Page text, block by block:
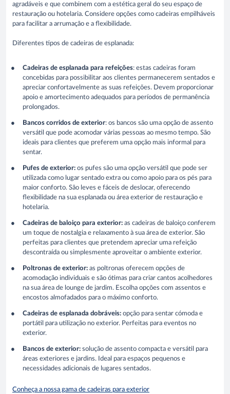
agradáveis e que combinem com a estética geral do seu espaço de
restauração ou hotelaria. Considere opções como cadeiras empilháveis
para facilitar a arrumação e a flexibilidade.
Diferentes tipos de cadeiras de esplanada:
Cadeiras de esplanada para refeições: estas cadeiras foram
concebidas para possibilitar aos clientes permanecerem sentados e
apreciar confortavelmente as suas refeições. Devem proporcionar
apoio e amortecimento adequados para períodos de permanência
prolongados.
Bancos corridos de exterior: os bancos são uma opção de assento
versátil que pode acomodar várias pessoas ao mesmo tempo. São
ideais para clientes que preferem uma opção mais informal para
sentar.
Pufes de exterior: os pufes são uma opção versátil que pode ser
utilizada como lugar sentado extra ou como apoio para os pés para
maior conforto. São leves e fáceis de deslocar, oferecendo
flexibilidade na sua esplanada ou área exterior de restauração e
hotelaria.
Cadeiras de baloiço para exterior: as cadeiras de baloiço conferem
um toque de nostalgia e relaxamento à sua área de exterior. São
perfeitas para clientes que pretendem apreciar uma refeição
descontraída ou simplesmente aproveitar o ambiente exterior.
Poltronas de exterior: as poltronas oferecem opções de
acomodação individuais e são ótimas para criar cantos acolhedores
na sua área de lounge de jardim. Escolha opções com assentos e
encostos almofadados para o máximo conforto.
Cadeiras de esplanada dobráveis: opção para sentar cómoda e
portátil para utilização no exterior. Perfeitas para eventos no
exterior.
Bancos de exterior: solução de assento compacta e versátil para
áreas exteriores e jardins. Ideal para espaços pequenos e
necessidades adicionais de lugares sentados.
Conheça a nossa gama de cadeiras para exterior